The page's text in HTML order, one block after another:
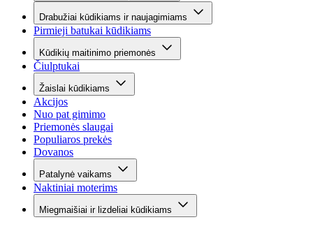
Drabužiai kūdikiams ir naujagimiams
Pirmieji batukai kūdikiams
Kūdikių maitinimo priemonės
Čiulptukai
Žaislai kūdikiams
Akcijos
Nuo pat gimimo
Priemonės slaugai
Populiaros prekės
Dovanos
Patalynė vaikams
Naktiniai moterims
Miegmaišiai ir lizdeliai kūdikiams